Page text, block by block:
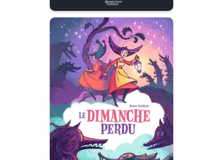
Le dimanche
perdu
Date de parution :
25/02/2026
L’imaginaire comme remède au
burn-out.